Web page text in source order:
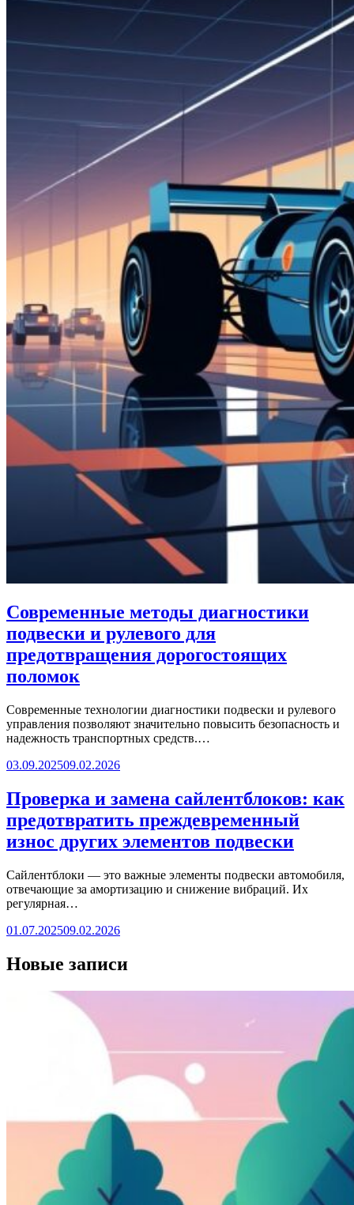
Современные методы диагностики
подвески и рулевого для
предотвращения дорогостоящих
поломок
Современные технологии диагностики подвески и рулевого
управления позволяют значительно повысить безопасность и
надежность транспортных средств.…
03.09.202509.02.2026
Проверка и замена сайлентблоков: как
предотвратить преждевременный
износ других элементов подвески
Сайлентблоки — это важные элементы подвески автомобиля,
отвечающие за амортизацию и снижение вибраций. Их
регулярная…
01.07.202509.02.2026
Новые записи